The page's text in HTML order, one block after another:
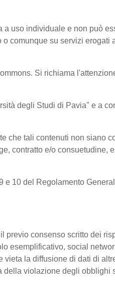
a uso individuale e non può
comunque su servizi erogati
Si richiama
degli Studi di Pavia" e a
che tali contenuti non siano
contratto e/o consuetudine,
e 10 del Regolamento
previo consenso scritto dei
esemplificativo, social
la diffusione di dati di
della violazione degli obblighi